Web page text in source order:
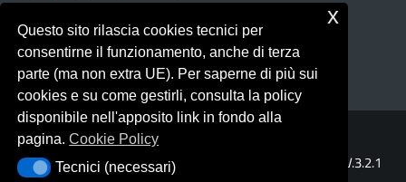
Accesso Civico
Dichiarazione di accessibilità
Portale realizzato con la piattaforma
Template Italia configurato sul tema accessibile
V.3.2.1
Questo sito rilascia cookies tecnici per
consentirne il funzionamento, anche di terza
parte (ma non extra UE). Per saperne di più sui
cookies e su come gestirli, consulta la policy
disponibile nell'apposito link in fondo alla
pagina.Cookie Policy
Tecnici (necessari)
Tecnici (necessari)
x